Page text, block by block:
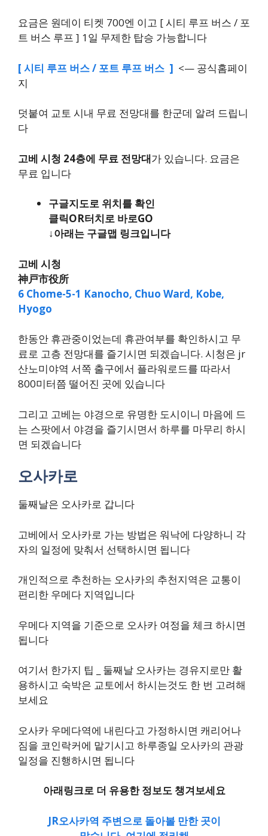
요금은 원데이 티켓 700엔 이고 [ 시티 루프 버스 / 포
트 버스 루프 ] 1일 무제한 탑승 가능합니다
[ 시티 루프 버스 / 포트 루프 버스 ] <— 공식홈페이
지
덧붙여 교토 시내 무료 전망대를 한군데 알려 드립니
다
고베 시청 24층에 무료 전망대가 있습니다. 요금은
무료 입니다
구글지도로 위치를 확인
클릭OR터치로 바로GO
↓아래는 구글맵 링크입니다
고베 시청
神戸市役所
6 Chome-5-1 Kanocho, Chuo Ward, Kobe,
Hyogo
한동안 휴관중이었는데 휴관여부를 확인하시고 무
료로 고층 전망대를 즐기시면 되겠습니다. 시청은 jr
산노미야역 서쪽 출구에서 플라워로드를 따라서
800미터쯤 떨어진 곳에 있습니다
그리고 고베는 야경으로 유명한 도시이니 마음에 드
는 스팟에서 야경을 즐기시면서 하루를 마무리 하시
면 되겠습니다
오사카로
둘째날은 오사카로 갑니다
고베에서 오사카로 가는 방법은 워낙에 다양하니 각
자의 일정에 맞춰서 선택하시면 됩니다
개인적으로 추천하는 오사카의 추천지역은 교통이
편리한 우메다 지역입니다
우메다 지역을 기준으로 오사카 여정을 체크 하시면
됩니다
여기서 한가지 팁 _ 둘째날 오사카는 경유지로만 활
용하시고 숙박은 교토에서 하시는것도 한 번 고려해
보세요
오사카 우메다역에 내린다고 가정하시면 캐리어나
짐을 코인락커에 맡기시고 하루종일 오사카의 관광
일정을 진행하시면 됩니다
아래링크로 더 유용한 정보도 챙겨보세요
JR오사카역 주변으로 돌아볼 만한 곳이